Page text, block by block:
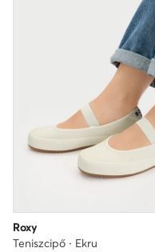
Roxy
Teniszcipő · Ekru